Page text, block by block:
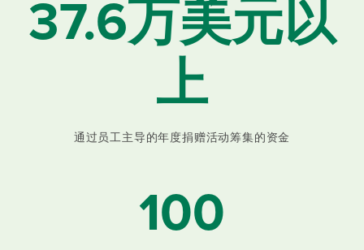
37.6万美元以
上
通过员工主导的年度捐赠活动筹集的资金
100